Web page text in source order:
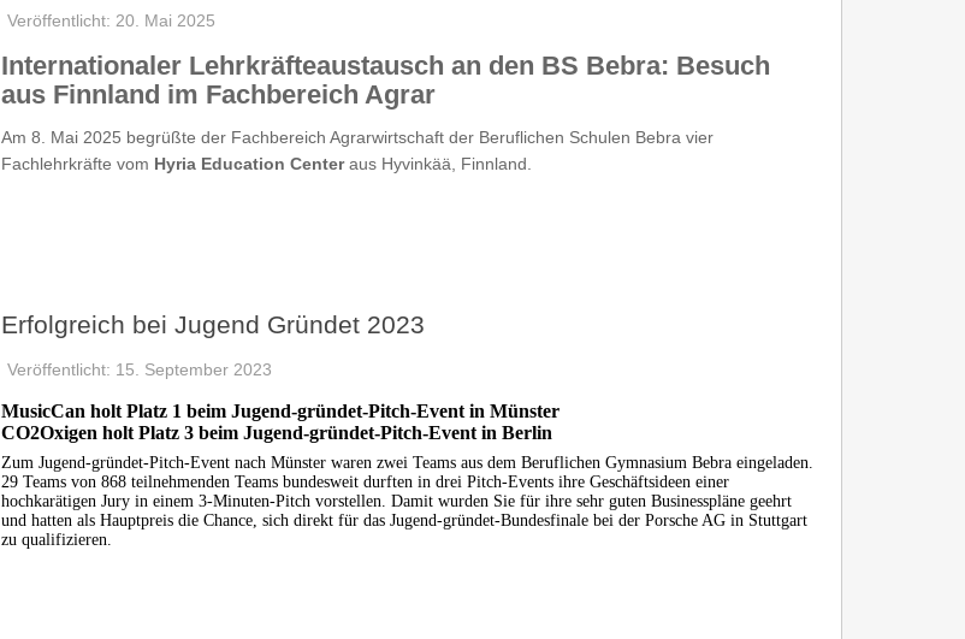
Veröffentlicht: 20. Mai 2025
Internationaler Lehrkräfteaustausch an den BS Bebra: Besuch
aus Finnland im Fachbereich Agrar
Am 8. Mai 2025 begrüßte der Fachbereich Agrarwirtschaft der Beruflichen Schulen Bebra vier
Fachlehrkräfte vom Hyria Education Centeraus Hyvinkää, Finnland.
Erfolgreich bei Jugend Gründet 2023
Veröffentlicht: 15. September 2023
MusicCan holt Platz 1 beim Jugend-gründet-Pitch-Event in Münster
CO2Oxigen holt Platz 3 beim Jugend-gründet-Pitch-Event in Berlin
Zum Jugend-gründet-Pitch-Event nach Münster waren zwei Teams aus dem Beruflichen Gymnasium Bebra eingeladen.
29 Teams von 868 teilnehmenden Teams bundesweit durften in drei Pitch-Events ihre Geschäftsideen einer
hochkarätigen Jury in einem 3-Minuten-Pitch vorstellen. Damit wurden Sie für ihre sehr guten Businesspläne geehrt
und hatten als Hauptpreis die Chance, sich direkt für das Jugend-gründet-Bundesfinale bei der Porsche AG in Stuttgart
zu qualifizieren.